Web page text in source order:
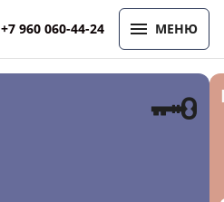
МЕНЮ
+7 960 060-44-24
🗝